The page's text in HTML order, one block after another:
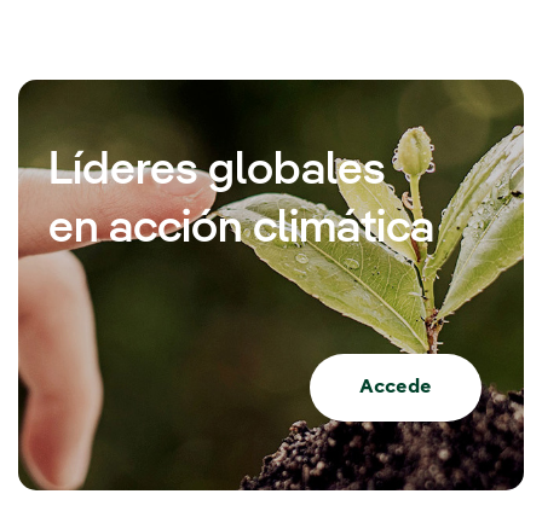
Líderes globales
en acción climática
Accede